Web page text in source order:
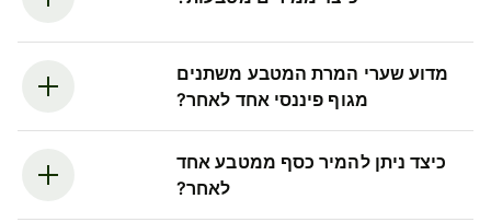
מדוע שערי המרת המטבע משתנים
מגוף פיננסי אחד לאחר?
כיצד ניתן להמיר כסף ממטבע אחד
לאחר?